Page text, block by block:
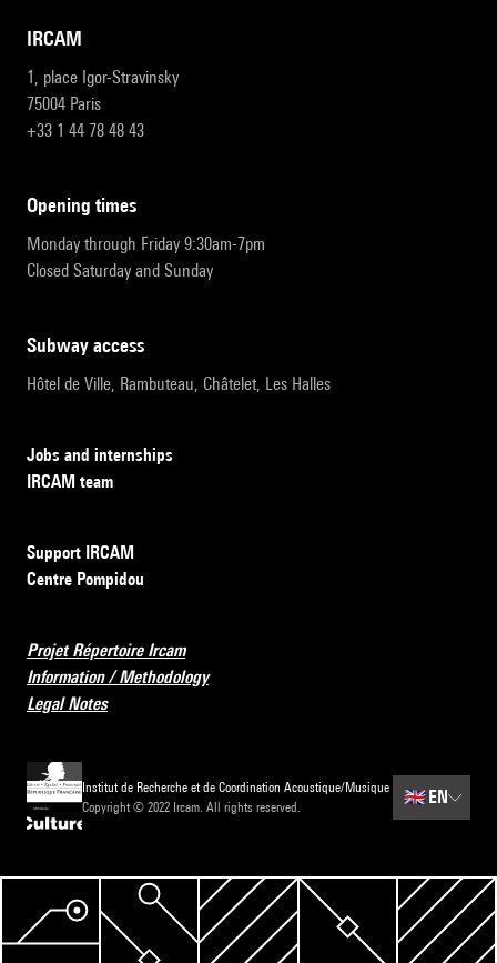
IRCAM
1, place Igor-Stravinsky
75004 Paris
+33 1 44 78 48 43
opening times
Monday through Friday 9:30am-7pm
Closed Saturday and Sunday
subway access
Hôtel de Ville, Rambuteau, Châtelet, Les Halles
Jobs and internships
IRCAM team
Support IRCAM
Centre Pompidou
Projet Répertoire Ircam
Information / Methodology
Legal Notes
Institut de Recherche et de Coordination Acoustique/Musique
Copyright © 2022 Ircam. All rights reserved.
🇬🇧 EN